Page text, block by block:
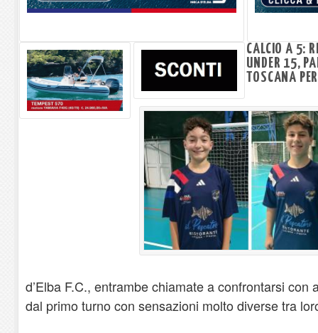
CALCIO A 5:
UNDER 15,
TOSCANA
d’Elba F.C., entrambe chiamate a confrontarsi con
dal primo turno con sensazioni molto diverse tra